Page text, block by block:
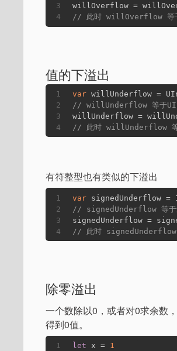
3
4
willOverflow =
// 此时 willOverflow 等
值的下溢出
1
2
3
4
var willUnderflow =
// willUnderflow 等于
willUnderflow =
// 此时 willUnderflow
有符整型也有类似的下溢出
1
2
3
4
var signedUnderflow =
// signedUnderflow 等于
signedUnderflow =
// 此时 signedUnderflow
除零溢出
一个数除以0，或者对0求余数
得到0值。
1
let x = 1